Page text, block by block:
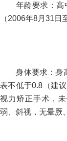
年龄要求：高中
（2006年8月31日
身体要求：身高
表不低于0.8（建
视力矫正手术，
弱、斜视，无晕厥